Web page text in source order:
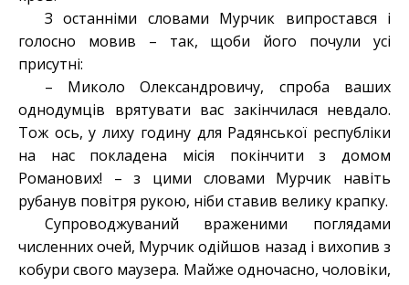
З останніми словами Мурчик випростався і
голосно мовив – так, щоби його почули усі
присутні:
– Миколо Олександровичу, спроба ваших
однодумців врятувати вас закінчилася невдало.
Тож ось, у лиху годину для Радянської республіки
на нас покладена місія покінчити з домом
Романових! – з цими словами Мурчик навіть
рубанув повітря рукою, ніби ставив велику крапку.
Супроводжуваний враженими поглядами
численних очей, Мурчик одійшов назад і вихопив з
кобури свого маузера. Майже одночасно, чоловіки,